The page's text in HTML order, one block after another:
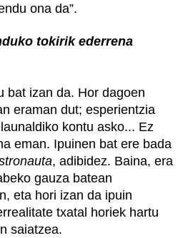
ona da”.
tokirik ederrena
bat izan da. Hor dagoen
eraman dut; esperientzia
kontu asko... Ez
eman. Ipuinen bat ere bada
, adibidez. Baina, era
gauza batean
eta hori izan da ipuin
txatal horiek hartu
saiatzea.